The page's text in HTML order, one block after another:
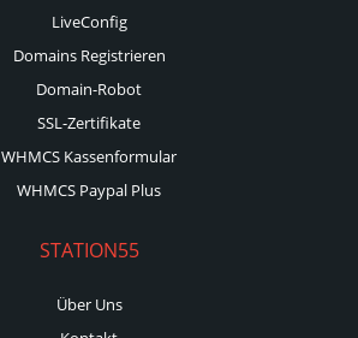
LiveConfig
Domains Registrieren
Domain-Robot
SSL-Zertifikate
WHMCS Kassenformular
WHMCS Paypal Plus
STATION55
Über Uns